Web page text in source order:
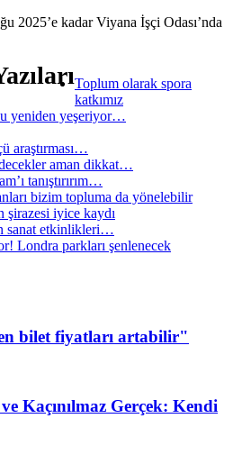
2025’e kadar Viyana İşçi Odası’nda
Toplum olarak spora
katkımız
yeniden yeşeriyor…
araştırması…
aman dikkat…
tanıştırırım…
bizim topluma da yönelebilir
şirazesi iyice kaydı
sanat etkinlikleri…
Londra parkları şenlenecek
bilet fiyatları artabilir"
Kaçınılmaz Gerçek: Kendi